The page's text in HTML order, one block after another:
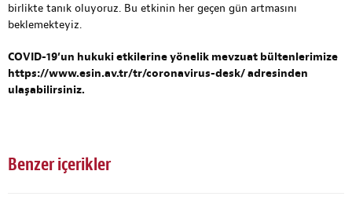
birlikte tanık oluyoruz. Bu etkinin her geçen gün artmasını
beklemekteyiz.
COVID-19’un hukuki etkilerine yönelik mevzuat bültenlerimize
https://www.esin.av.tr/tr/coronavirus-desk/adresinden
ulaşabilirsiniz.
Benzer içerikler